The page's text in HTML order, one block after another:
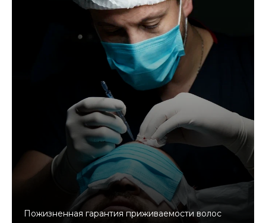
Пожизненная гарантия приживаемости волос